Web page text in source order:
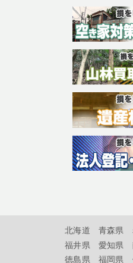
北海道 青森県
福井県
愛知県
徳島県
福岡県